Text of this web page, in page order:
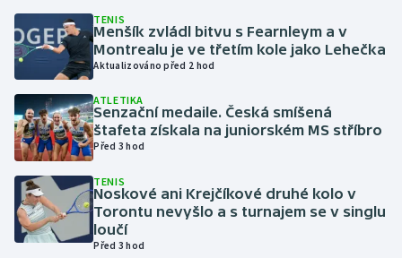
Krasobruslení
Lezení
Lyže a snowboard
Moderní pětiboj
Motorsport
Olympijské hry
TENIS
Menšík zvládl bitvu s Fearnleym a v
Montrealu je ve třetím kole jako Lehečka
Aktualizováno před 2 hod
ATLETIKA
Senzační medaile. Česká smíšená
štafeta získala na juniorském MS stříbro
Před 3 hod
TENIS
Noskové ani Krejčíkové druhé kolo v
Torontu nevyšlo a s turnajem se v singlu
loučí
Před 3 hod